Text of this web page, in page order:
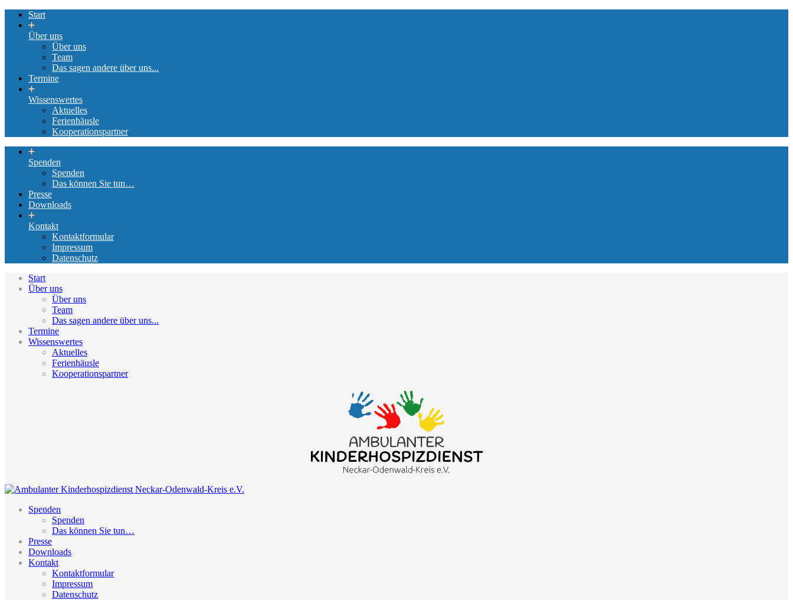
Start
Über uns
Über uns
Team
Das sagen andere über uns...
Termine
Wissenswertes
Aktuelles
Ferienhäusle
Kooperationspartner
Spenden
Spenden
Das können Sie tun…
Presse
Downloads
Kontakt
Kontaktformular
Impressum
Datenschutz
Start
Über uns
Über uns
Team
Das sagen andere über uns...
Termine
Wissenswertes
Aktuelles
Ferienhäusle
Kooperationspartner
Spenden
Spenden
Das können Sie tun…
Presse
Downloads
Kontakt
Kontaktformular
Impressum
Datenschutz